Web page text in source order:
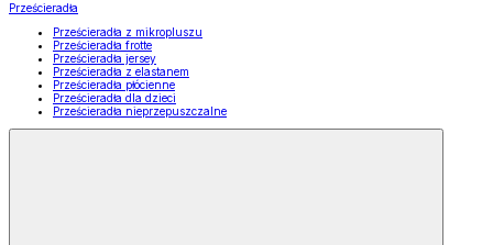
Prześcieradła
Prześcieradła z mikropluszu
Prześcieradła frotte
Prześcieradła jersey
Prześcieradła z elastanem
Prześcieradła płócienne
Prześcieradła dla dzieci
Prześcieradła nieprzepuszczalne